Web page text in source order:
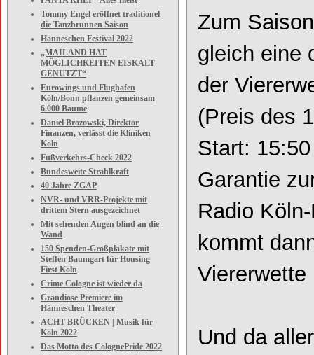
Tommy Engel eröffnet traditionel
die Tanzbrunnen Saison
Hänneschen Festival 2022
„MAILAND HAT
MÖGLICHKEITEN EISKALT
GENUTZT“
Eurowings und Flughafen
Köln/Bonn pflanzen gemeinsam
6.000 Bäume
Daniel Brozowski, Direktor
Finanzen, verlässt die Kliniken
Köln
Fußverkehrs-Check 2022
Bundesweite Strahlkraft
40 Jahre ZGAP
NVR- und VRR-Projekte mit
drittem Stern ausgezeichnet
Mit sehenden Augen blind an die
Wand
150 Spenden-Großplakate mit
Steffen Baumgart für Housing
First Köln
Crime Cologne ist wieder da
Grandiose Premiere im
Hänneschen Theater
ACHT BRÜCKEN | Musik für
Köln 2022
Das Motto des ColognePride 2022
Zum
gleich eine
der
(Preis des
Start:
Garantie
Radio Köln-
kommt
Viererwette
Und da